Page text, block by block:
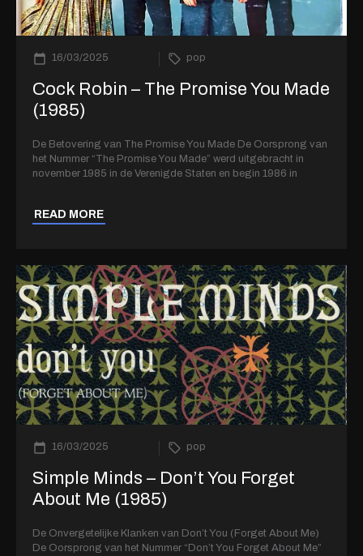
16/03/2025 pop
Cock Robin – The Promise You Made
(1985)
De Betovering van The Promise You Made De Oorsprong van
het Nummer “The Promise You Made” werd uitgebracht in
november 1985 in de Verenigde Staten en begin 1986 in
READ MORE
16/03/2025 pop
Simple Minds – Don’t You Forget
About Me (1985)
De Onvergetelijke Klanken van Don’t You (Forget About Me)
De Oorsprong van het Nummer “Don’t You Forget About Me”